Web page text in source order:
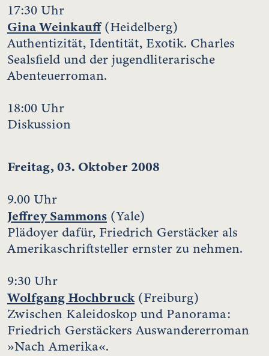
17:30 Uhr
Gina Weinkauff(Heidelberg)
Authentizität, Identität, Exotik. Charles
Sealsfield und der jugendliterarische
Abenteuerroman.
18:00 Uhr
Diskussion
Freitag, 03. Oktober 2008
9.00 Uhr
Jeffrey Sammons (Yale)
Plädoyer dafür, Friedrich Gerstäcker als
Amerikaschriftsteller ernster zu nehmen.
9:30 Uhr
Wolfgang Hochbruck(Freiburg)
Zwischen Kaleidoskop und Panorama:
Friedrich Gerstäckers Auswandererroman
»Nach Amerika«.